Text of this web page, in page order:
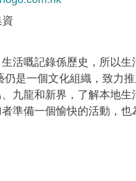
資
活嘅記錄係歷史，所以
仍是一個文化組織，致力
九龍和新界，了解本地
準備一個愉快的活動，也